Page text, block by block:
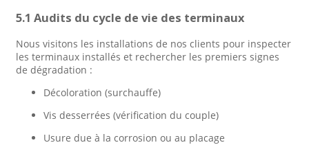
5.1 Audits du cycle de vie des terminaux
Nous visitons les installations de nos clients pour inspecter
les terminaux installés et rechercher les premiers signes
de dégradation :
Décoloration (surchauffe)
Vis desserrées (vérification du couple)
Usure due à la corrosion ou au placage